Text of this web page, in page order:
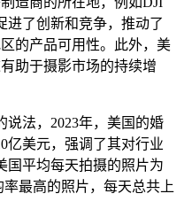
进了创新和竞争，推动了
的产品可用性。此外，美
助于摄影市场的持续增
说法，2023年，美国的婚
亿美元，强调了其对行业
国平均每天拍摄的照片为
最高的照片，每天总共上